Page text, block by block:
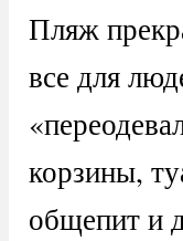
Пляж
все для
корзины,
общепит и